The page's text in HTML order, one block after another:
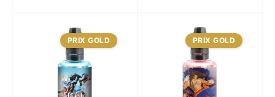
PRIX GOLD PRIX GOLD